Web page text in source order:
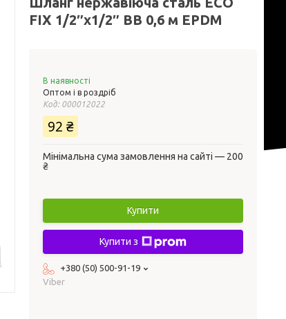
FIX 1/2″х1/2″ ВВ 0,6 м EPDM
В наявності
Оптом і в роздріб
Код: 000012022
92 ₴
Мінімальна сума замовлення на сайті — 200
₴
Купити
Купити з
+380 (50) 500-91-19
Viber